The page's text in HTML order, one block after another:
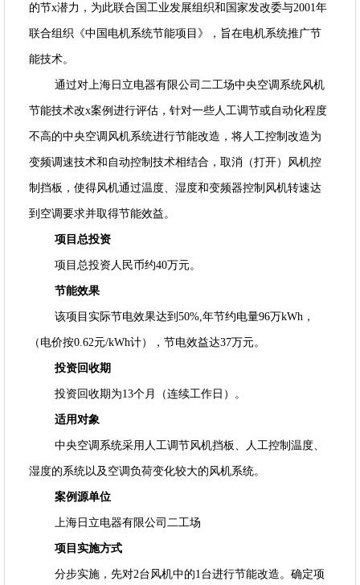
的节x潜力，为此联合国工业发展组织和国家发改委与2001年
联合组织《中国电机系统节能项目》，旨在电机系统推广节
能技术。
通过对上海日立电器有限公司二工场中央空调系统风机
节能技术改x案例进行评估，针对一些人工调节或自动化程度
不高的中央空调风机系统进行节能改造，将人工控制改造为
变频调速技术和自动控制技术相结合，取消（打开）风机控
制挡板，使得风机通过温度、湿度和变频器控制风机转速达
到空调要求并取得节能效益。
项目总投资
项目总投资人民币约40万元。
节能效果
该项目实际节电效果达到50%,年节约电量96万kWh，
（电价按0.62元/kWh计），节电效益达37万元。
投资回收期
投资回收期为13个月（连续工作日）。
适用对象
中央空调系统采用人工调节风机挡板、人工控制温度、
湿度的系统以及空调负荷变化较大的风机系统。
案例源单位
上海日立电器有限公司二工场
项目实施方式
分步实施，先对2台风机中的1台进行节能改造。确定项